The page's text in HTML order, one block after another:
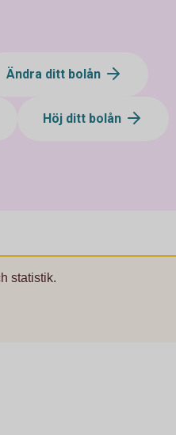
Ändra ditt bolån
Höj ditt bolån
statistik.